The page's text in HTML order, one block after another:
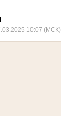
10:07 (МСК)